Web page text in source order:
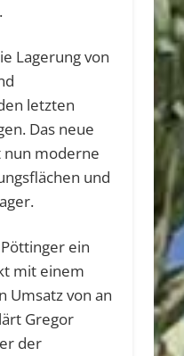
Lagerung von
letzten
Das neue
nun moderne
und
ein
mit einem
Umsatz von an
Gregor
der